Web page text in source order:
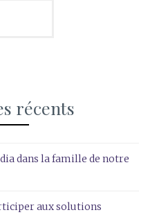
récents
dans la famille de notre
aux solutions